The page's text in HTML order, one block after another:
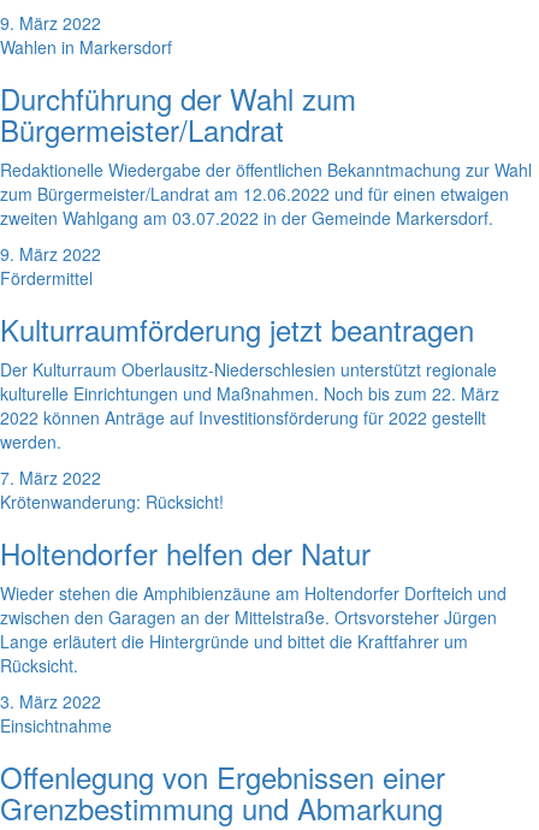
9. März 2022
Wahlen in Markersdorf
Durchführung der Wahl zum
Bürgermeister/Landrat
Redaktionelle Wiedergabe der öffentlichen Bekanntmachung zur Wahl
zum Bürgermeister/Landrat am 12.06.2022 und für einen etwaigen
zweiten Wahlgang am 03.07.2022 in der Gemeinde Markersdorf.
9. März 2022
Fördermittel
Kulturraumförderung jetzt beantragen
Der Kulturraum Oberlausitz-Niederschlesien unterstützt regionale
kulturelle Einrichtungen und Maßnahmen. Noch bis zum 22. März
2022 können Anträge auf Investitionsförderung für 2022 gestellt
werden.
7. März 2022
Krötenwanderung: Rücksicht!
Holtendorfer helfen der Natur
Wieder stehen die Amphibienzäune am Holtendorfer Dorfteich und
zwischen den Garagen an der Mittelstraße. Ortsvorsteher Jürgen
Lange erläutert die Hintergründe und bittet die Kraftfahrer um
Rücksicht.
3. März 2022
Einsichtnahme
Offenlegung von Ergebnissen einer
Grenzbestimmung und Abmarkung